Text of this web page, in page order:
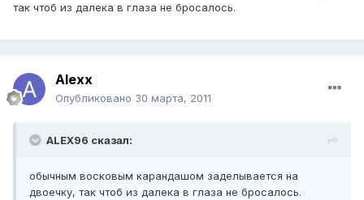
так чтоб из далека в глаза не бросалось.
Alexx
Опубликовано 30 марта, 2011
ALEX96 сказал:
обычным восковым карандашом заделывается на
двоечку, так чтоб из далека в глаза не бросалось.